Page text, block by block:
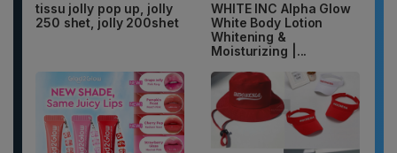
tissu jolly pop up, jolly
250 shet, jolly 200shet
WHITE INC Alpha Glow
White Body Lotion
Whitening &
Moisturizing |...